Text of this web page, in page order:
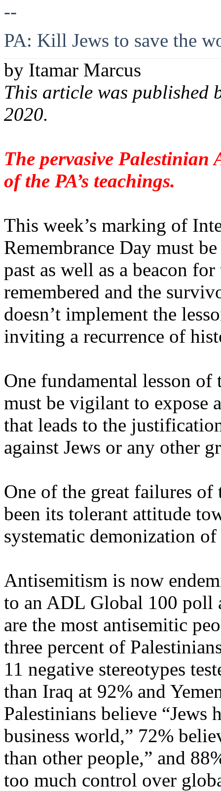
--
PA: Kill Jews to save the
by Itamar Marcus
This article was published
2020.
The pervasive Palestinian
of the PA’s teachings.
This week’s marking of
Remembrance Day must
past as well as a beacon
remembered and the
doesn’t implement the
inviting a recurrence of
One fundamental lesson
must be vigilant to expose
that leads to the
against Jews or any other
One of the great failures
been its tolerant attitude
systematic demonization of
Antisemitism is now
to an ADL Global 100 poll
are the most antisemitic
three percent of
11 negative stereotypes
than Iraq at 92% and
Palestinians believe “Jews
business world,” 72%
than other people,” and
too much control over